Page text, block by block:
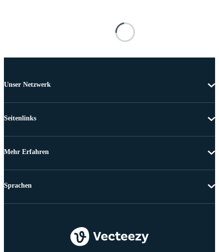
Unser Netzwerk
Seitenlinks
Mehr Erfahren
Sprachen